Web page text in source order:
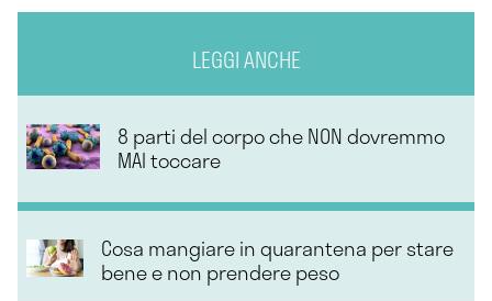
LEGGI ANCHE
8 parti del corpo che NON dovremmo
MAI toccare
Cosa mangiare in quarantena per stare
bene e non prendere peso